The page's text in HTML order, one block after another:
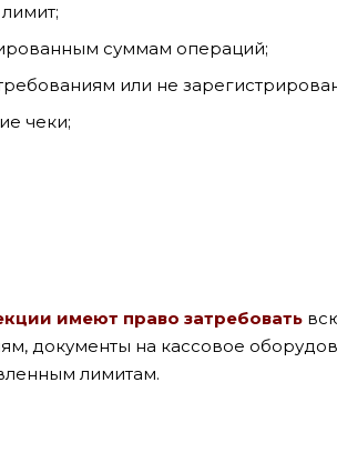
суммам операций;
или не
чеки;
имеют право затребовать
документы на кассовое
лимитам.